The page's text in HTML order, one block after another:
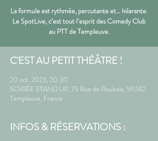
La formule est rythmée, percutante et… hilarante.
Le SpotLive, c’est tout l’esprit des Comedy Club
au PTT de Templeuve.
C'EST AU PETIT THÉÂTRE !
20 oct. 2023, 20:30
SOIRÉE STAND UP, 75 Rue de Roubaix, 59242
Templeuve, France
INFOS & RÉSERVATIONS :